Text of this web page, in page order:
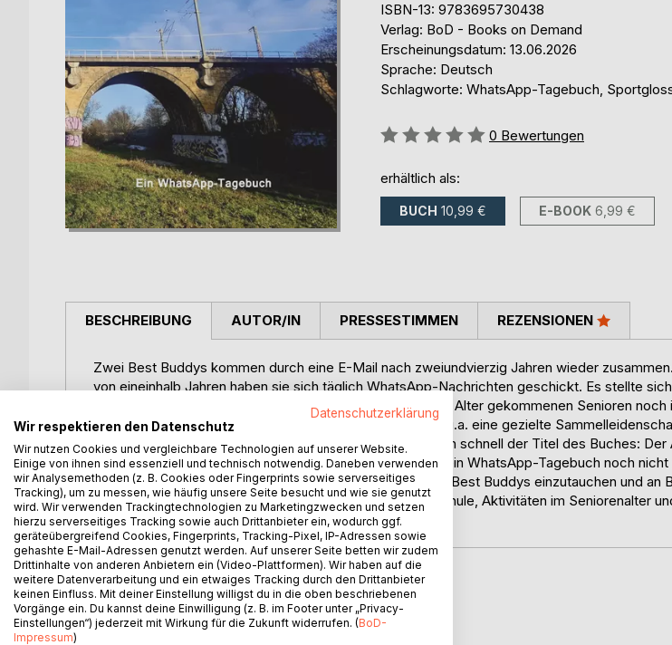
ISBN-13: 9783695730438
Verlag: BoD - Books on Demand
Erscheinungsdatum: 13.06.2026
Sprache: Deutsch
Schlagworte: WhatsApp-Tagebuch,
Bewertung::
0 Bewertungen
erhältlich als:
BUCH 10,99 € E-BOOK 6,99 €
BESCHREIBUNG
Zwei Best Buddys kommen durch eine E-Mail nach zweiundvierzig Jahren wieder
von eineinhalb Jahren haben sie sich täglich WhatsApp-Nachrichten geschickt. Es stellte
sehr viele Gemeinsamkeiten haben. Sport ist für beide ins Alter gekommenen Senioren
Bestandteil in beider Leben. Spannend ist, dass der eine u.a. eine gezielte
andere auf seine alten Tage gerne schreibt. So erklärt sich schnell der Titel des Buches: Der
Hobbypoet. Beide Autoren haben die Hoffnung, dass es ein WhatsApp-Tagebuch noch
jedenfalls die Möglichkeit, in die Konversation der beiden Best Buddys einzutauchen und an
Heimat, Reisen, Musik, Literatur, Religion, Philosophie, Schule, Aktivitäten im Seniorenalter
teilzuhaben.
AUTOR/IN PRESSESTIMMEN REZENSIONEN
WEITERE TITEL BEIBoD
Datenschutzerklärung
Wir respektieren den Datenschutz
Wir nutzen Cookies und vergleichbare Technologien auf unserer Website.
Einige von ihnen sind essenziell und technisch notwendig. Daneben verwenden
wir Analysemethoden (z. B. Cookies oder Fingerprints sowie serverseitiges
Tracking), um zu messen, wie häufig unsere Seite besucht und wie sie genutzt
wird. Wir verwenden Trackingtechnologien zu Marketingzwecken und setzen
hierzu serverseitiges Tracking sowie auch Drittanbieter ein, wodurch ggf.
geräteübergreifend Cookies, Fingerprints, Tracking-Pixel, IP-Adressen sowie
gehashte E-Mail-Adressen genutzt werden. Auf unserer Seite betten wir zudem
Drittinhalte von anderen Anbietern ein (Video-Plattformen). Wir haben auf die
weitere Datenverarbeitung und ein etwaiges Tracking durch den Drittanbieter
keinen Einfluss. Mit deiner Einstellung willigst du in die oben beschriebenen
Vorgänge ein. Du kannst deine Einwilligung (z. B. im Footer unter „Privacy-
Einstellungen“) jederzeit mit Wirkung für die Zukunft widerrufen. (BoD-
Impressum)